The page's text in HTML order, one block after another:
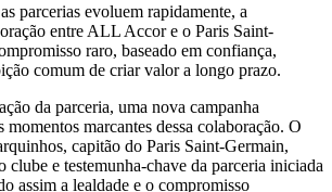
parcerias evoluem rapidamente, a
entre ALL Accor e o Paris Saint-
raro, baseado em confiança,
comum de criar valor a longo prazo.
da parceria, uma nova campanha
momentos marcantes dessa colaboração. O
capitão do Paris Saint-Germain,
clube e testemunha-chave da parceria iniciada
assim a lealdade e o compromisso